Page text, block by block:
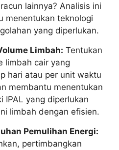
lainnya? Analisis ini
menentukan teknologi
yang diperlukan.
Limbah: Tentukan
limbah cair yang
hari atau per unit waktu
membantu menentukan
IPAL yang diperlukan
limbah dengan efisien.
Pemulihan Energi:
pertimbangkan